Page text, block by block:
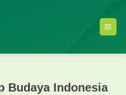
Budaya Indonesia